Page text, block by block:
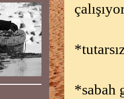
*sabah